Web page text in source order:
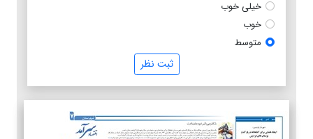
خیلی خوب
خوب
متوسط
ثبت نظر